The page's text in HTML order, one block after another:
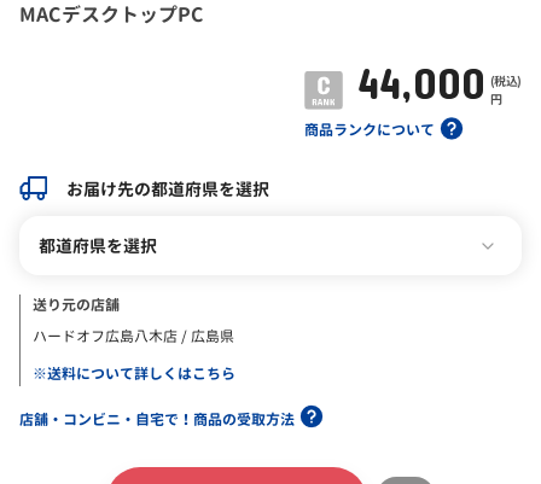
MACデスクトップPC
商品ランクについて
44,000 (税込)
円
お届け先の都道府県を選択
都道府県を選択
送り元の店舗
ハードオフ広島八木店 / 広島県
※送料について詳しくはこちら
店舗・コンビニ・自宅で！商品の受取方法